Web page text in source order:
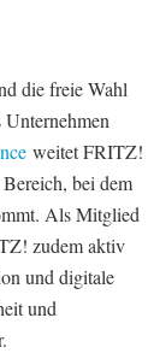
die freie Wahl
weitet FRITZ!
bei dem
Als Mitglied
zudem aktiv
und digitale
und